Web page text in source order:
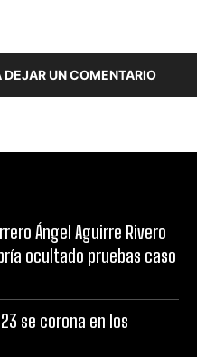
DEJAR UN COMENTARIO
Ángel Aguirre Rivero
ocultado pruebas caso
se corona en los